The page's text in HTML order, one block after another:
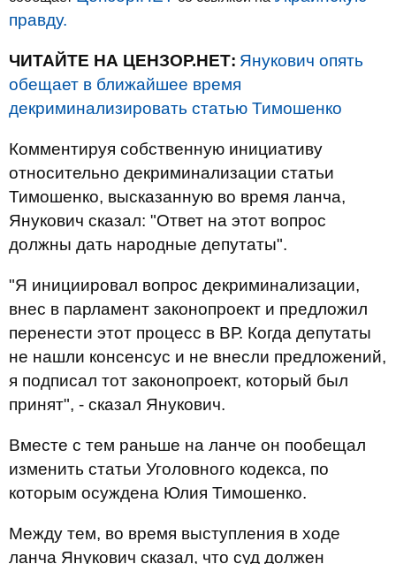
правду.
ЧИТАЙТЕ НА ЦЕНЗОР.НЕТ: Янукович опять
обещает в ближайшее время
декриминализировать статью Тимошенко
Комментируя собственную инициативу
относительно декриминализации статьи
Тимошенко, высказанную во время ланча,
Янукович сказал: "Ответ на этот вопрос
должны дать народные депутаты".
"Я инициировал вопрос декриминализации,
внес в парламент законопроект и предложил
перенести этот процесс в ВР. Когда депутаты
не нашли консенсус и не внесли предложений,
я подписал тот законопроект, который был
принят", - сказал Янукович.
Вместе с тем раньше на ланче он пообещал
изменить статьи Уголовного кодекса, по
которым осуждена Юлия Тимошенко.
Между тем, во время выступления в ходе
ланча Янукович сказал, что суд должен